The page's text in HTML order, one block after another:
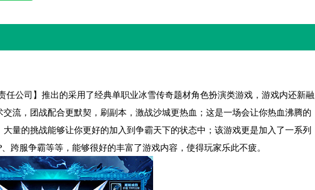
公司】推出的采用了经典单职业冰雪传奇题材角色扮演类游戏，游戏内还新融
流，团战配合更默契，刷副本，激战沙城更热血；这是一场会让你热血沸腾的
量的挑战能够让你更好的加入到争霸天下的状态中；该游戏更是加入了一系列
跨服争霸等等，能够很好的丰富了游戏内容，使得玩家乐此不疲。